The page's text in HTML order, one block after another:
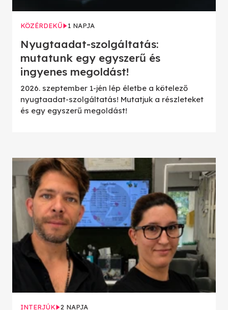
KÖZÉRDEKŰ 1 NAPJA
Nyugtaadat-szolgáltatás:
mutatunk egy egyszerű és
ingyenes megoldást!
2026. szeptember 1-jén lép életbe a kötelező
nyugtaadat-szolgáltatás! Mutatjuk a részleteket
és egy egyszerű megoldást!
INTERJÚK 2 NAPJA